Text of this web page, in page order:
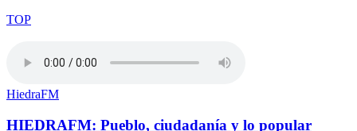
TOP
HiedraFM
HIEDRAFM: Pueblo, ciudadanía y lo popular